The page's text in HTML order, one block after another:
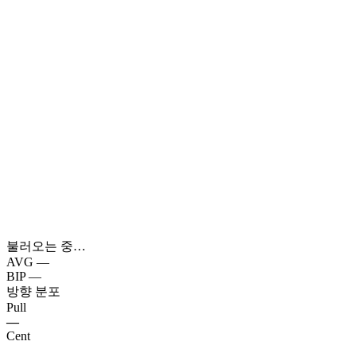
불러오는 중…
AVG —
BIP —
방향 분포
Pull
—
Cent